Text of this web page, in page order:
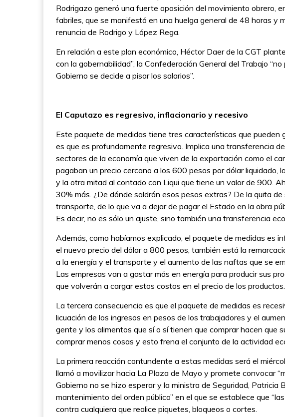
Rodrigazo generó una fuerte oposición del movimiento obrero,
fabriles, que se manifestó en una huelga general de 48 horas y
renuncia de Rodrigo y López Rega.
En relación a este plan económico, Héctor Daer de la CGT
con la gobernabilidad”, la Confederación General del Trabajo
Gobierno se decide a pisar los salarios”.
El Caputazo es regresivo, inflacionario y recesivo
Este paquete de medidas tiene tres características que pueden
es que es profundamente regresivo. Implica una transferencia
sectores de la economía que viven de la exportación como el
pagaban un precio cercano a los 600 pesos por dólar liquidado,
y la otra mitad al contado con Liqui que tiene un valor de 900.
30% más. ¿De dónde saldrán esos pesos extras? De la quita
transporte, de lo que va a dejar de pagar el Estado en la obra
Es decir, no es sólo un ajuste, sino también una transferencia
Además, como habíamos explicado, el paquete de medidas es
el nuevo precio del dólar a 800 pesos, también está la
a la energía y el transporte y el aumento de las naftas que se
Las empresas van a gastar más en energía para producir sus
que volverán a cargar estos costos en el precio de los productos.
La tercera consecuencia es que el paquete de medidas es
licuación de los ingresos en pesos de los trabajadores y el
gente y los alimentos que sí o sí tienen que comprar hacen que
comprar menos cosas y esto frena el conjunto de la actividad
La primera reacción contundente a estas medidas será el
llamó a movilizar hacia La Plaza de Mayo y promete convocar
Gobierno no se hizo esperar y la ministra de Seguridad, Patricia
mantenimiento del orden público” en el que se establece que
contra cualquiera que realice piquetes, bloqueos o cortes.